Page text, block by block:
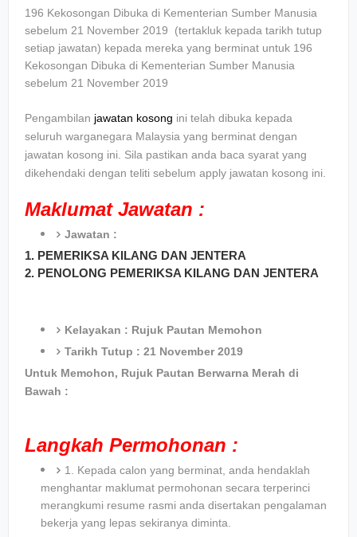
196 Kekosongan Dibuka di Kementerian Sumber Manusia
sebelum 21 November 2019 (tertakluk kepada tarikh tutup
setiap jawatan) kepada mereka yang berminat untuk 196
Kekosongan Dibuka di Kementerian Sumber Manusia
sebelum 21 November 2019
Pengambilan jawatan kosong ini telah dibuka kepada
seluruh warganegara Malaysia yang berminat dengan
jawatan kosong ini. Sila pastikan anda baca syarat yang
dikehendaki dengan teliti sebelum apply jawatan kosong ini.
Maklumat Jawatan :
Jawatan :
1. PEMERIKSA KILANG DAN JENTERA
2. PENOLONG PEMERIKSA KILANG DAN JENTERA
Kelayakan : Rujuk Pautan Memohon
Tarikh Tutup : 21 November 2019
Untuk Memohon, Rujuk Pautan Berwarna Merah di
Bawah :
Langkah Permohonan :
1. Kepada calon yang berminat, anda hendaklah
menghantar maklumat permohonan secara terperinci
merangkumi resume rasmi anda disertakan pengalaman
bekerja yang lepas sekiranya diminta.